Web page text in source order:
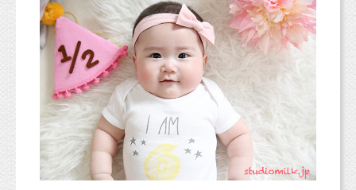
り、
できる範囲で一緒に撮影できればと思います。
うちはこんなペットを飼ってるんだけど、
一緒に撮影できる？ペットだけの撮影できる？などなど、気にな
ったら、
ひとまずお問い合わせください！
（過去、インコちゃんやイグアナちゃんの撮影などもさせていた
だいております。）
こんな感じでお洋服がケーキまみれになっちゃうこともありま
す！
基本的には通常のお洗濯で落ちますよ。
笑顔でむしゃむしゃ食べる子もいますが、びっくりして泣いちゃ
う子もいます。
スマッシュケーキフォトはその子それぞれの反応を一緒に楽しん
でいただければ嬉しいです（＾▽＾）
今日ご紹介したのは1歳の女の子のスマッシュケーキフォトでし
たが、
お洋服で2パターンでも、お着物1パターン、お洋服1パターンで
も（＾＾）
ご家族さまに合わせて撮影していきますよ。
手や足のパーツも絵になります。
実は以前撮影に来てくれていたので、お兄ちゃんに会うのは２回
目！！
とっても大きくなっていてびっくりしました（＾〜＾）
5歳七五三おめでとう！
7月8月は5,000円off！
9月10月は3,000円off！となります！